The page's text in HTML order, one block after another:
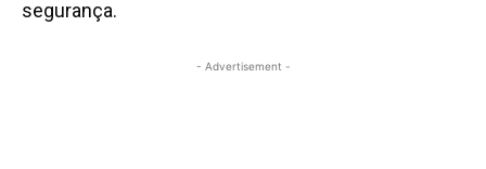
segurança.
- Advertisement -